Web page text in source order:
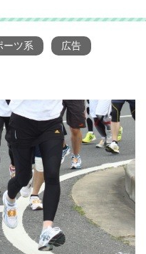
ーツ系 広告